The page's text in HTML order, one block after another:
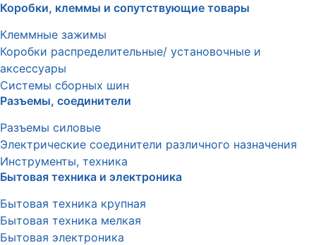
Коробки, клеммы и сопутствующие товары
Клеммные зажимы
Коробки распределительные/ установочные и
аксессуары
Системы сборных шин
Разъемы, соединители
Разъемы силовые
Электрические соединители различного назначения
Инструменты, техника
Бытовая техника и электроника
Бытовая техника крупная
Бытовая техника мелкая
Бытовая электроника